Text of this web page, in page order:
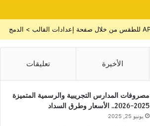
الأخيرة تعليقات
مصروفات المدارس التجريبية والرسمية المتميزة
2025-2026.. الأسعار وطرق السداد
يونيو 25, 2025